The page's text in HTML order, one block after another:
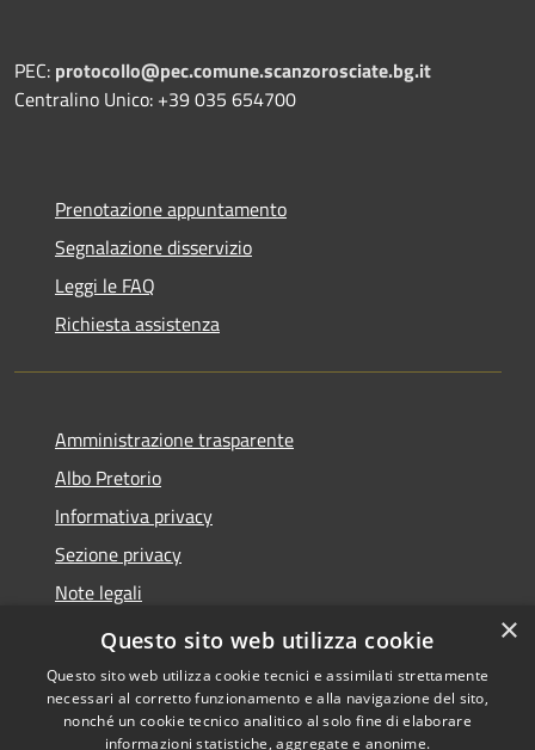
PEC: protocollo@pec.comune.scanzorosciate.bg.it
Centralino Unico: +39 035 654700
Prenotazione appuntamento
Segnalazione disservizio
Leggi le FAQ
Richiesta assistenza
Amministrazione trasparente
Albo Pretorio
Informativa privacy
Sezione privacy
Note legali
Dichiarazione di accessibilità
×
Questo sito web utilizza cookie
Questo sito web utilizza cookie tecnici e assimilati strettamente
necessari al corretto funzionamento e alla navigazione del sito,
nonché un cookie tecnico analitico al solo fine di elaborare
informazioni statistiche, aggregate e anonime.